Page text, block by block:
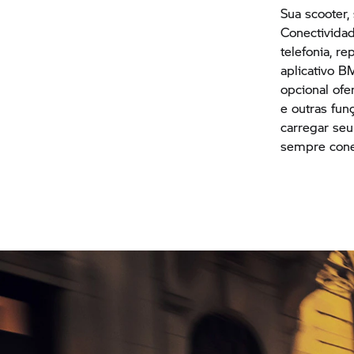
Sua
telefonia,
aplicativo
opcional
e outras
carregar
sempre